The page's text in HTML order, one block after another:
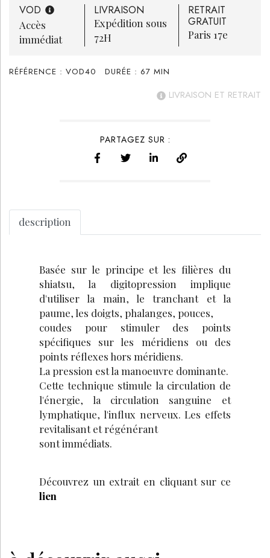
VOD
Accès
immédiat
LIVRAISON
Expédition sous
72H
RETRAIT
GRATUIT
Paris 17e
RÉFÉRENCE : VOD40 DURÉE : 67 MIN
LIVRAISON ET RETRAIT
PARTAGEZ SUR :
description
Basée sur le principe et les filières du
shiatsu, la digitopression implique
d'utiliser la main, le tranchant et la
paume, les doigts, phalanges, pouces,
coudes pour stimuler des points
spécifiques sur les méridiens ou des
points réflexes hors méridiens.
La pression est la manoeuvre dominante.
Cette technique stimule la circulation de
l'énergie, la circulation sanguine et
lymphatique, l'influx nerveux. Les effets
revitalisant et régénérant
sont immédiats.
Découvrez un extrait en cliquant sur ce
lien